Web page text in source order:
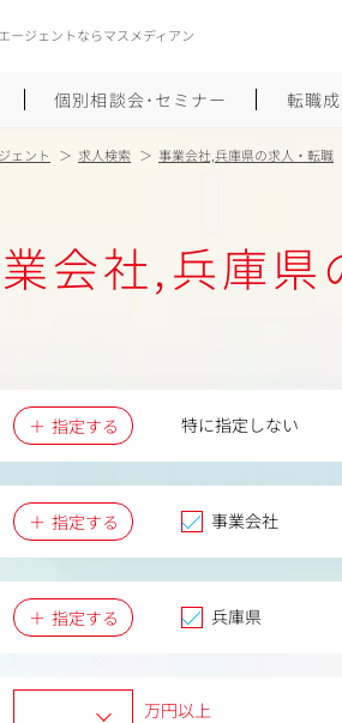
ージェントならマスメディアン
個別相談会･セミナー 転職
履歴書のつくり方
面接対策
未経験から広告業界への転職
大
U
ェント 求人検索 事業会社,兵庫県の求人・転職
会社,兵庫県
指定する 特に指定しない
指定する 事業会社
指定する 兵庫県
万円以上